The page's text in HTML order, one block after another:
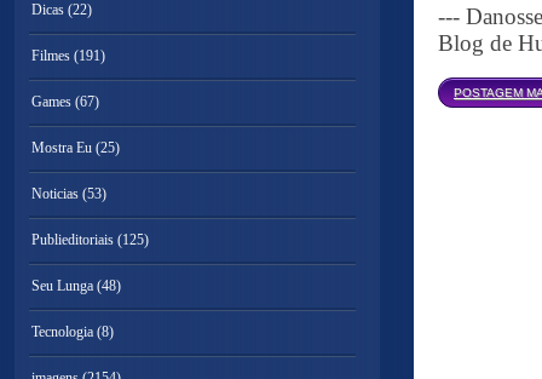
---
Blog de
POSTAGEM
Dicas (22)
Filmes (191)
Games (67)
Mostra Eu (25)
Noticias (53)
Publieditoriais (125)
Seu Lunga (48)
Tecnologia (8)